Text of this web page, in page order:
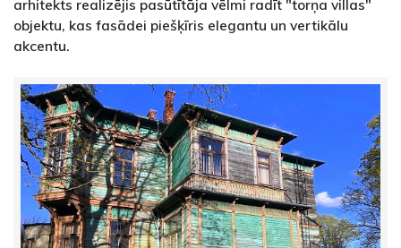
arhitekts realizējis pasūtītāja vēlmi radīt "torņa villas"
objektu, kas fasādei piešķīris elegantu un vertikālu
akcentu.